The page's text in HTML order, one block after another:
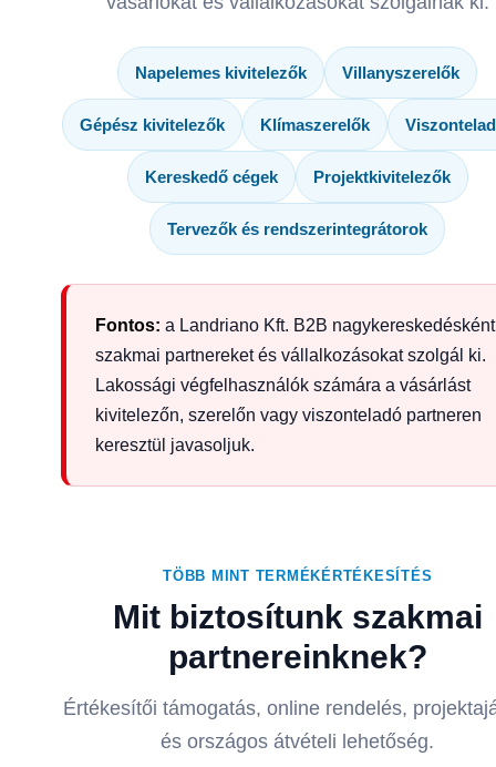
Napelemes kivitelezők Villanyszerelők
Gépész kivitelezők Klímaszerelők
Kereskedő cégek Projektkivitelezők
Tervezők és rendszerintegrátorok
Fontos: a Landriano Kft. B2B nagykereskedésként
szakmai partnereket és vállalkozásokat szolgál ki.
Lakossági végfelhasználók számára a vásárlást
kivitelezőn, szerelőn vagy viszonteladó partneren
keresztül javasoljuk.
TÖBB MINT TERMÉKÉRTÉKESÍTÉS
Mit biztosítunk szakmai
partnereinknek?
Értékesítői támogatás, online rendelés,
és országos átvételi lehetőség.